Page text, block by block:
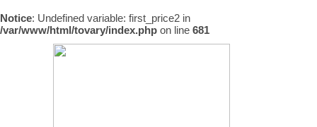
Notice: Undefined variable: first_price2 in
/var/www/html/tovary/index.php on line 681